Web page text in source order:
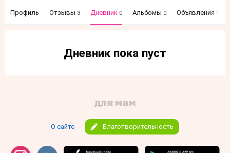
Профиль Отзывы 3 Дневник 0 Альбомы 0 Объявления 1
Дневник пока пуст
О сайте Благотворительность